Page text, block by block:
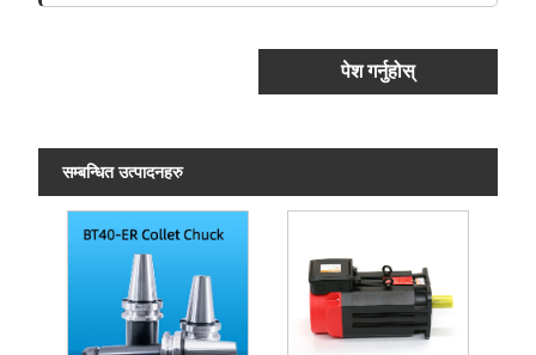
पेश गर्नुहोस्
सम्बन्धित उत्पादनहरु